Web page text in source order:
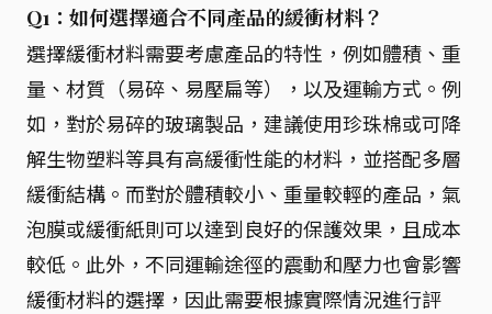
Q1：如何選擇適合不同產品的緩衝材料？
選擇緩衝材料需要考慮產品的特性，例如體積、重
量、材質（易碎、易壓扁等），以及運輸方式。例
如，對於易碎的玻璃製品，建議使用珍珠棉或可降
解生物塑料等具有高緩衝性能的材料，並搭配多層
緩衝結構。而對於體積較小、重量較輕的產品，氣
泡膜或緩衝紙則可以達到良好的保護效果，且成本
較低。此外，不同運輸途徑的震動和壓力也會影響
緩衝材料的選擇，因此需要根據實際情況進行評